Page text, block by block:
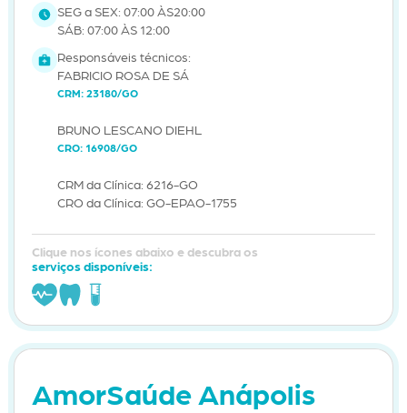
SEG a SEX: 07:00 ÀS20:00
SÁB: 07:00 ÀS 12:00
Responsáveis técnicos:
FABRICIO ROSA DE SÁ
CRM: 23180/GO
BRUNO LESCANO DIEHL
CRO: 16908/GO
CRM da Clínica: 6216-GO
CRO da Clínica: GO-EPAO-1755
Clique nos ícones abaixo e descubra os
serviços disponíveis:
AmorSaúde Anápolis